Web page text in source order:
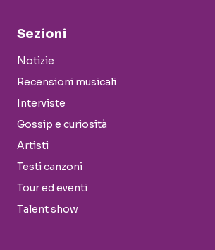
Sezioni
Notizie
Recensioni musicali
Interviste
Gossip e curiosità
Artisti
Testi canzoni
Tour ed eventi
Talent show